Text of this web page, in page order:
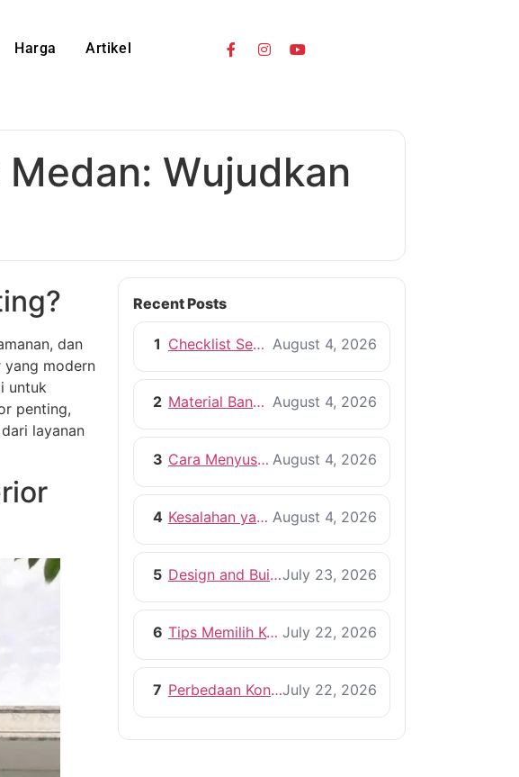
Harga Artikel
Wujudkan
dan
yang modern
untuk
penting,
layanan
Recent Posts
1 Checklist Sebelum Memulai Proyek Pembangunan Rumah August 4, 2026
2 Material Bangunan Berkualitas untuk Rumah yang Tahan Lama August 4, 2026
3 Cara Menyusun RAB Bangun Rumah yang Efisien August 4, 2026
4 Kesalahan yang Harus Dihindari Saat Membangun Rumah August 4, 2026
5 Design and Build vs Kontraktor KonvensionalJuly 23, 2026
6 Tips Memilih Kontraktor Rumah yang Profesional July 22, 2026
7 Perbedaan Kontraktor dan Pemborong, Mana yang Lebih Tepat?July 22, 2026